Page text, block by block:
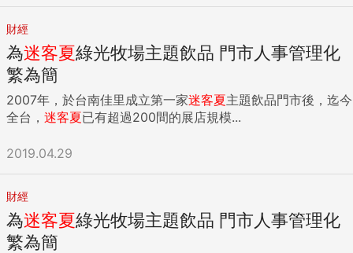
財經
為迷客夏綠光牧場主題飲品 門市人事管理化
繁為簡
2007年，於台南佳里成立第一家迷客夏主題飲品門市後，迄今
全台， 迷客夏已有超過200間的展店規模...
2019.04.29
財經
為迷客夏綠光牧場主題飲品 門市人事管理化
繁為簡